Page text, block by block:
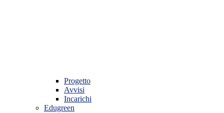
Progetto
Avvisi
Incarichi
Edugreen